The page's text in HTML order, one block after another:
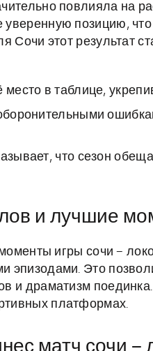
повлияла на
уверенную позицию,
Сочи этот результат
в таблице,
что сезон
и лучшие
игры сочи –
эпизодами. Это
и драматизм
платформах.